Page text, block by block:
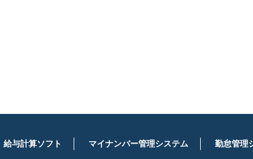
給与計算ソフト マイナンバー管理システム 勤怠管理